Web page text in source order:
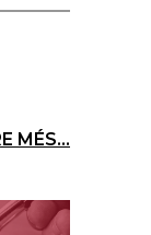
MÉS...